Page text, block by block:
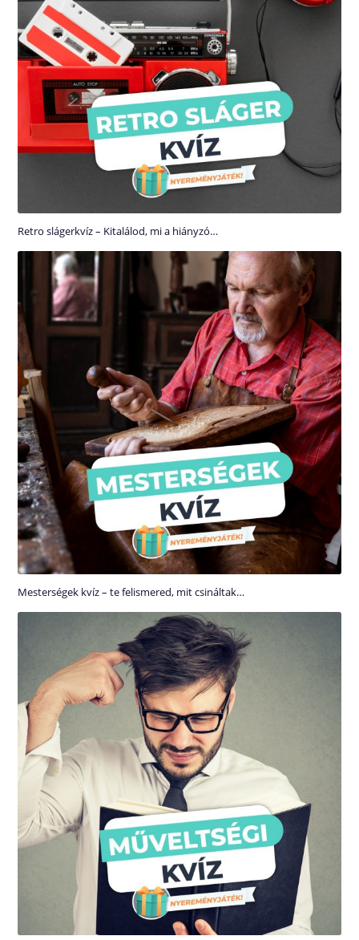
Retro slágerkvíz – Kitalálod, mi a hiányzó…
Mesterségek kvíz – te felismered, mit csináltak…